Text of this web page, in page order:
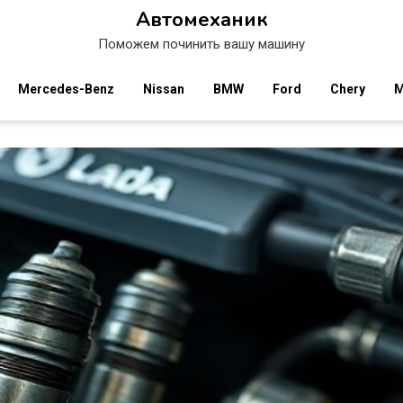
Автомеханик
Поможем починить вашу машину
Mercedes-Benz Nissan BMW Ford Chery